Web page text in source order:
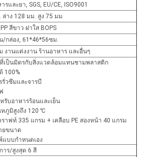
รและยา, SGS, EU/CE, ISO9001
าง 128 มม. สูง 75 มม
สีขาว ฝาใส BOPS
/กล่อง, 61*46*56ซม.
งานแต่งงาน ร้านอาหาร และอื่นๆ
ที่เป็นมิตรกับสิ่งแวดล้อมแทนชามพลาสติก
100%
รั่วซึมและจารบี
รับอาหารร้อนและเย็น
ภูมิสูงถึง 120 ℃
าฟท์ 335 ​​แกรม + เคลือบ PE สองหน้า 40 แกรม
ยขนาด
แบบกำหนดเอง
าร/สูงสุด 6 สี